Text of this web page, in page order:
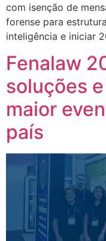
com isenção de
forense para
inteligência e iniciar
Fenalaw
soluções
maior
país